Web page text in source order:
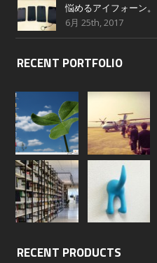
悩めるアイフォーン。
6月 25th, 2017
RECENT PORTFOLIO
RECENT PRODUCTS